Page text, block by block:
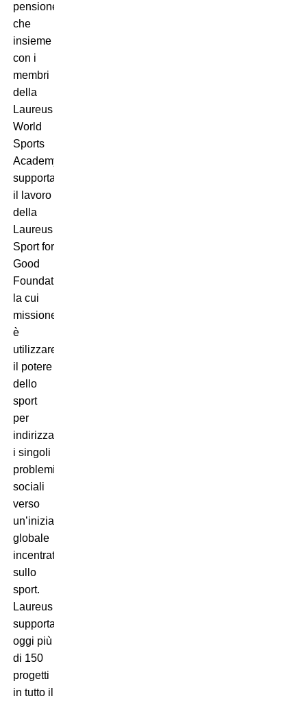
pensione,
che
insieme
con i
membri
della
Laureus
World
Sports
Academy,
supportano
il lavoro
della
Laureus
Sport for
Good
Foundation,
la cui
missione
è
utilizzare
il potere
dello
sport
per
indirizzare
i singoli
problemi
sociali
verso
un’iniziativa
globale
incentrata
sullo
sport.
Laureus
supporta
oggi più
di 150
progetti
in tutto il